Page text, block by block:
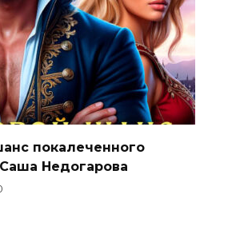
покалеченного
Недогарова